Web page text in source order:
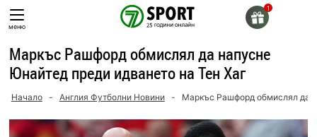
Skip
toменю
Маркъс Рашфорд обмислял да напусне
Юнайтед преди идването на Тен Хаг
Начало - Англия Футболни Новини - Маркъс Рашфорд обмислял да